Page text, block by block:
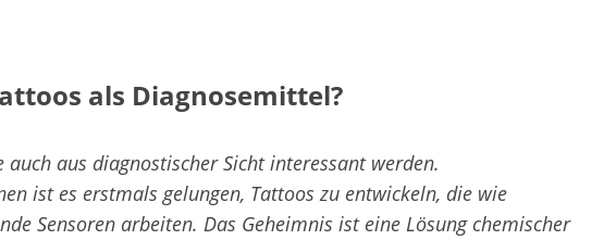
als Diagnosemittel?
auch aus diagnostischer Sicht interessant werden.
ist es erstmals gelungen, Tattoos zu entwickeln, die wie
Sensoren arbeiten. Das Geheimnis ist eine Lösung chemischer